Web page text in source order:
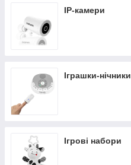
IP-камери
Іграшки-нічники
Ігрові набори